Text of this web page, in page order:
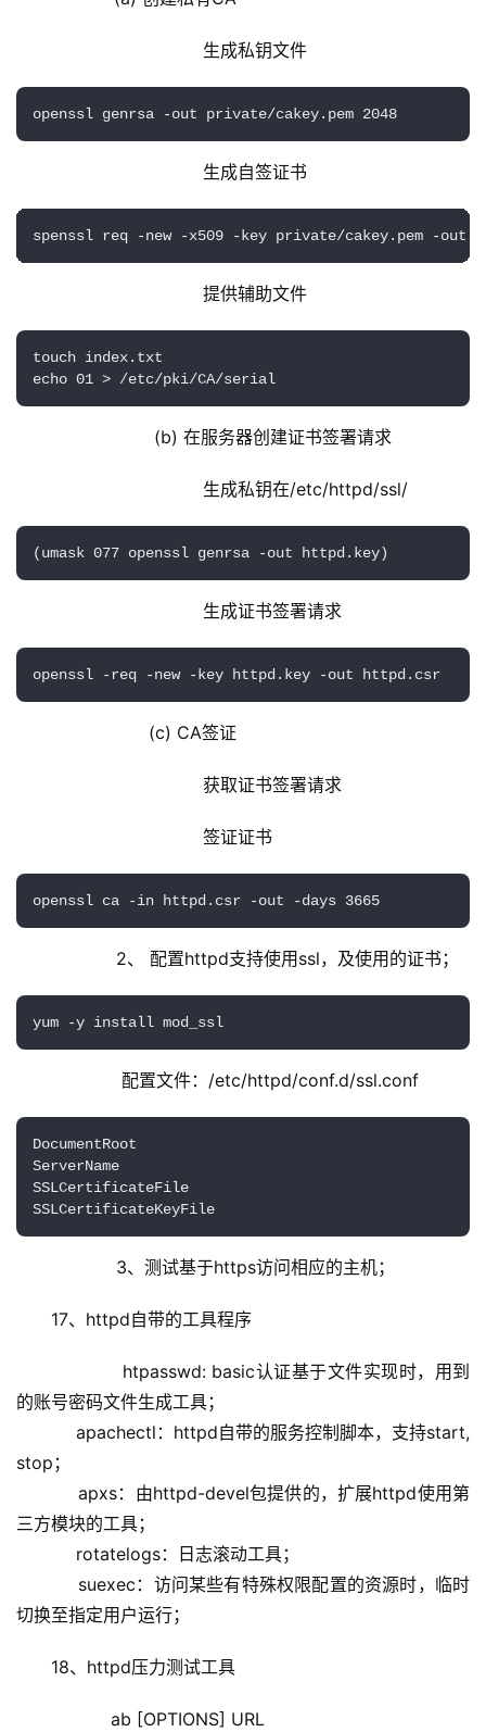
生成私钥文件
openssl genrsa -out private/cakey.pem 2048
生成自签证书
spenssl req -new -x509 -key private/cakey.pem -out
提供辅助文件
touch index.txt
echo 01 > /etc/pki/CA/serial
(b) 在服务器创建证书签署请求
生成私钥在/etc/httpd/ssl/
(umask 077 openssl genrsa -out httpd.key)
生成证书签署请求
openssl -req -new -key httpd.key -out httpd.csr
(c) CA签证
获取证书签署请求
签证证书
openssl ca -in httpd.csr -out -days 3665
2、 配置httpd支持使用ssl，及使用的证书；
yum -y install mod_ssl
配置文件：/etc/httpd/conf.d/ssl.conf
DocumentRoot
ServerName
SSLCertificateFile
SSLCertificateKeyFile
3、测试基于https访问相应的主机；
17、httpd自带的工具程序
htpasswd: basic认证基于文件实现时，用到
的账号密码文件生成工具；
apachectl：httpd自带的服务控制脚本，支持start,
stop；
apxs：由httpd-devel包提供的，扩展httpd使用第
三方模块的工具；
rotatelogs：日志滚动工具；
suexec：访问某些有特殊权限配置的资源时，临时
切换至指定用户运行；
18、httpd压力测试工具
ab [OPTIONS] URL